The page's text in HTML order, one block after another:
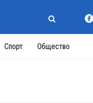
Спорт Общество